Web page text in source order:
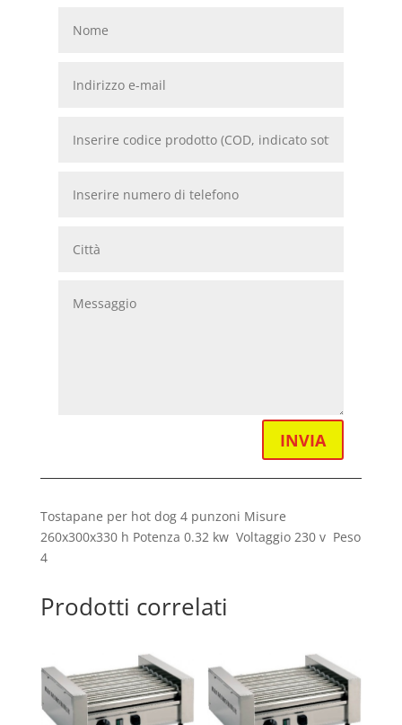
INVIA
Tostapane per hot dog 4 punzoni Misure
260x300x330 h Potenza 0.32 kw Voltaggio 230 v Peso
4
Prodotti correlati